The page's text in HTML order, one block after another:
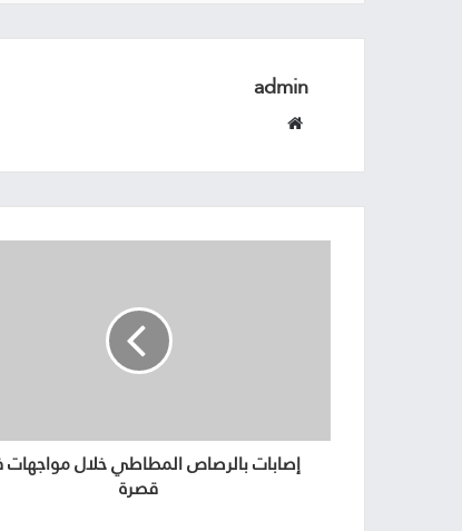
admin
إصابات بالرصاص المطاطي خلال
قصرة